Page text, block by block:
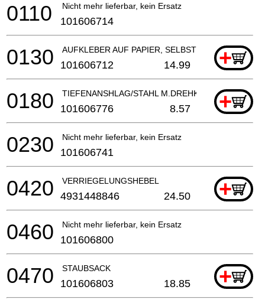
Nicht mehr lieferbar, kein Ersatz
0110 101606714
AUFKLEBER AUF PAPIER, SELBSTKLEBEND
+
0130 101606712 14.99
TIEFENANSHLAG/STAHL M.DREHKNOPF/KUNSTST
+
0180 101606776 8.57
Nicht mehr lieferbar, kein Ersatz
0230 101606741
VERRIEGELUNGSHEBEL +
0420 4931448846 24.50
Nicht mehr lieferbar, kein Ersatz
0460 101606800
STAUBSACK +
0470 101606803 18.85